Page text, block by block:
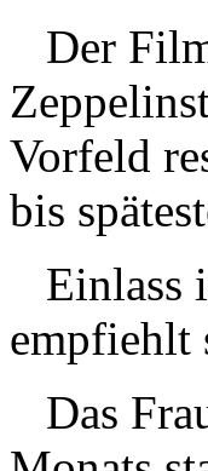
Der
Vorfeld
bis
Einlass
empfiehlt
Das